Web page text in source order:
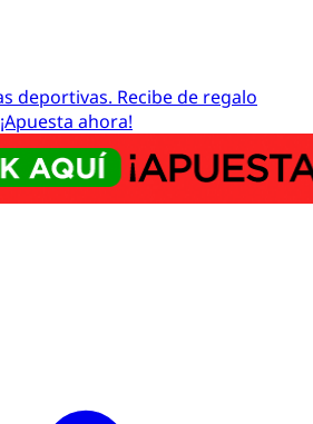
deportivas. Recibe de regalo
ahora!